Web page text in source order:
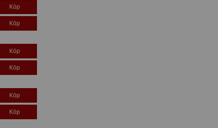
Köp
Köp
Köp
Köp
Köp
Köp